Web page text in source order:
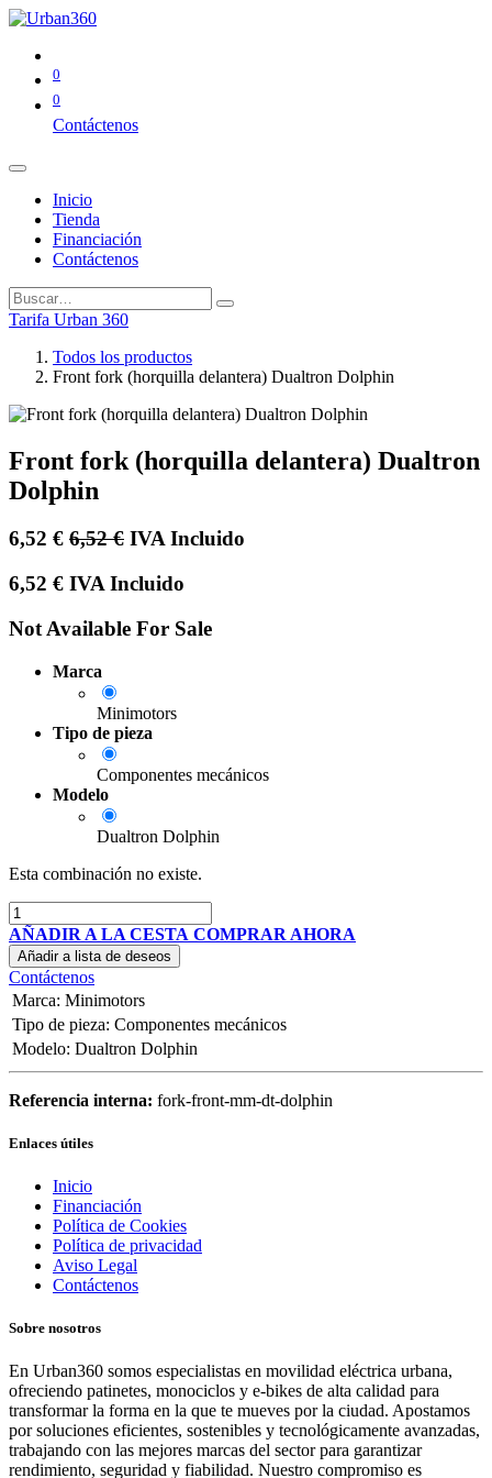
0
0
Contáctenos
Inicio
Tienda
Financiación
Contáctenos
Tarifa Urban 360
Todos los productos
Front fork (horquilla delantera) Dualtron Dolphin
Front fork (horquilla delantera) Dualtron
Dolphin
6,52 € 6,52€ IVA Incluido
6,52 € IVA Incluido
Not Available For Sale
Marca
Minimotors
Tipo de pieza
Componentes mecánicos
Modelo
Dualtron Dolphin
Esta combinación no existe.
AÑADIR A LA CESTA COMPRAR AHORA
Añadir a lista de deseos
Contáctenos
Marca: Minimotors
Tipo de pieza: Componentes mecánicos
Modelo: Dualtron Dolphin
Referencia interna: fork-front-mm-dt-dolphin
Enlaces útiles
Inicio
Financiación
Política de Cookies
Política de privacidad
Aviso Legal
Contáctenos
Sobre nosotros
En Urban360 somos especialistas en movilidad eléctrica urbana,
ofreciendo patinetes, monociclos y e-bikes de alta calidad para
transformar la forma en la que te mueves por la ciudad. Apostamos
por soluciones eficientes, sostenibles y tecnológicamente avanzadas,
trabajando con las mejores marcas del sector para garantizar
rendimiento, seguridad y fiabilidad. Nuestro compromiso es